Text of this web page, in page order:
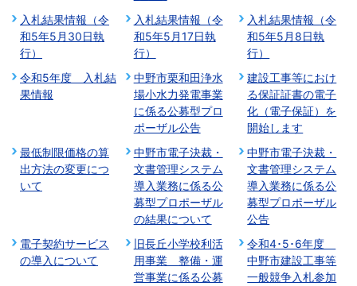
入札結果情報（令
和5年5月30日執
行）
入札結果情報（令
和5年5月17日執
行）
入札結果情報（令
和5年5月8日執
行）
令和5年度 入札結
果情報
中野市栗和田浄水
場小水力発電事業
に係る公募型プロ
ポーザル公告
建設工事等におけ
る保証証書の電子
化（電子保証）を
開始します
最低制限価格の算
出方法の変更につ
いて
中野市電子決裁・
文書管理システム
導入業務に係る公
募型プロポーザル
の結果について
中野市電子決裁・
文書管理システム
導入業務に係る公
募型プロポーザル
公告
電子契約サービス
の導入について
旧長丘小学校利活
用事業 整備・運
営事業に係る公募
令和4･5･6年度
中野市建設工事等
一般競争入札参加